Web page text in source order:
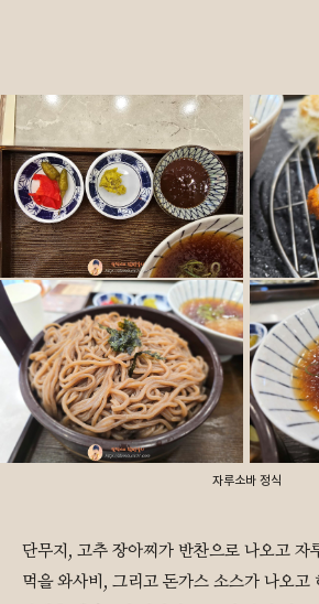
자루소바 정식
단무지, 고추 장아찌가 반찬으로 나오고 자
먹을 와사비, 그리고 돈가스 소스가 나오고